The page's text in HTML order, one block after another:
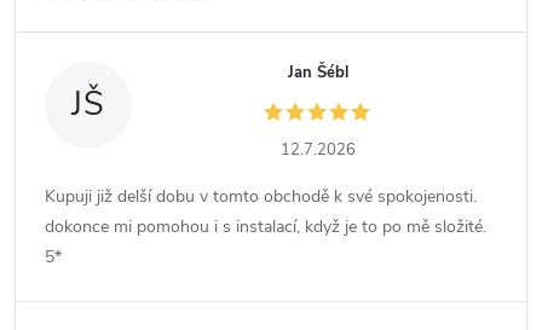
JŠ
Jan Šébl
12.7.2026
Kupuji již delší dobu v tomto obchodě k své spokojenosti.
dokonce mi pomohou i s instalací, když je to po mě složité.
5*